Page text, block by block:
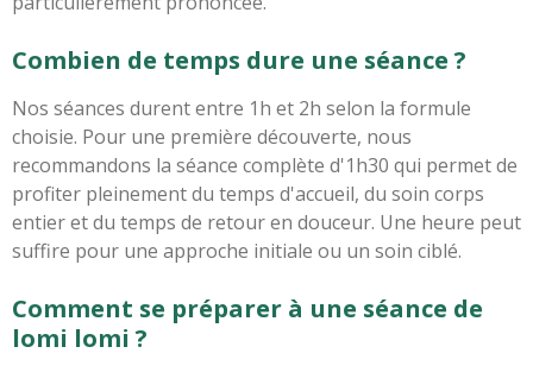
Combien de temps dure une séance ?
Nos séances durent entre 1h et 2h selon la formule
choisie. Pour une première découverte, nous
recommandons la séance complète d'1h30 qui permet de
profiter pleinement du temps d'accueil, du soin corps
entier et du temps de retour en douceur. Une heure peut
suffire pour une approche initiale ou un soin ciblé.
Comment se préparer à une séance de
lomi lomi ?